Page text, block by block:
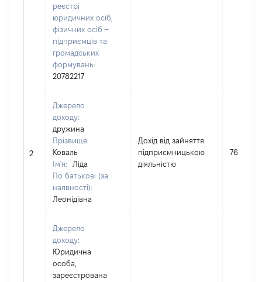
реєстрі
юридичних осіб,
фізичних осіб –
підприємців та
громадських
формувань:
20782217
2
Джерело
доходу:
дружина
Прізвище:
Коваль
Ім'я:
Ліда
По батькові (за
наявності):
Леонідівна
Дохід від зайняття
підприємницькою
діяльністю
763357
Джерело
доходу:
Юридична
особа,
зареєстрована